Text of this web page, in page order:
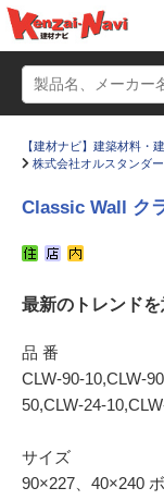
かたなび
すまいリング
Q＆A
【建材ナビ】建築材料・
株式会社オルスタンダ
Classic Wall ク
最新のトレンド
品 番
CLW-90-10,CLW-
50,CLW-24-
サイズ
90×227、40×240